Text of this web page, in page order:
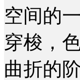
空间的
穿梭，
曲折的